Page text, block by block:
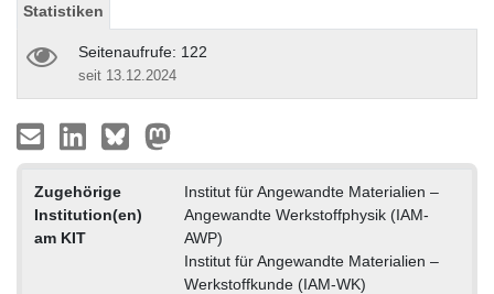
Statistiken
Seitenaufrufe: 122
seit 13.12.2024
Zugehörige
Institution(en)
am KIT
Institut für Angewandte Materialien –
Angewandte Werkstoffphysik (IAM-
AWP)
Institut für Angewandte Materialien –
Werkstoffkunde (IAM-WK)